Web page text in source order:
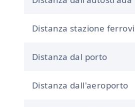
Distanza stazione
Distanza dal porto
Distanza dall'aeroporto